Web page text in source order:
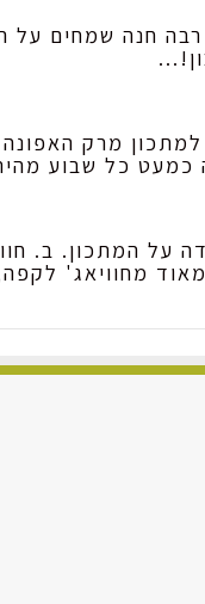
חנה שמחים על
מרק האפונה
כמעט כל שבוע
על המתכון. ב.
מחוויאג'